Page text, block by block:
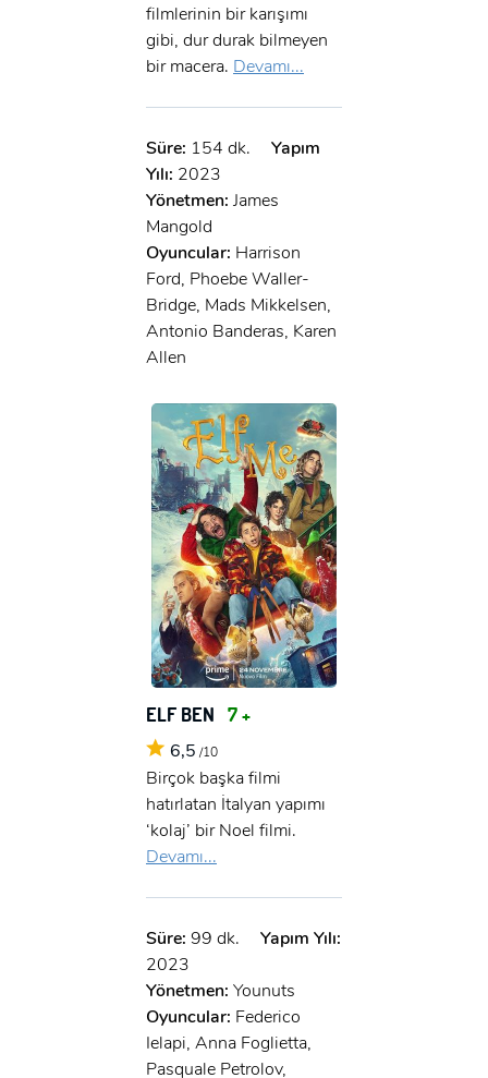
filmlerinin bir karışımı
gibi, dur durak bilmeyen
bir macera. Devamı...
Süre: 154 dk.
Yapım
Yılı: 2023
Yönetmen: James
Mangold
Oyuncular: Harrison
Ford, Phoebe Waller-
Bridge, Mads Mikkelsen,
Antonio Banderas, Karen
Allen
ELF BEN 7 +
6,5 /10
Birçok başka filmi
hatırlatan İtalyan yapımı
‘kolaj’ bir Noel filmi.
Devamı...
Süre: 99 dk.
Yapım Yılı:
2023
Yönetmen: Younuts
Oyuncular: Federico
Ielapi, Anna Foglietta,
Pasquale Petrolov,